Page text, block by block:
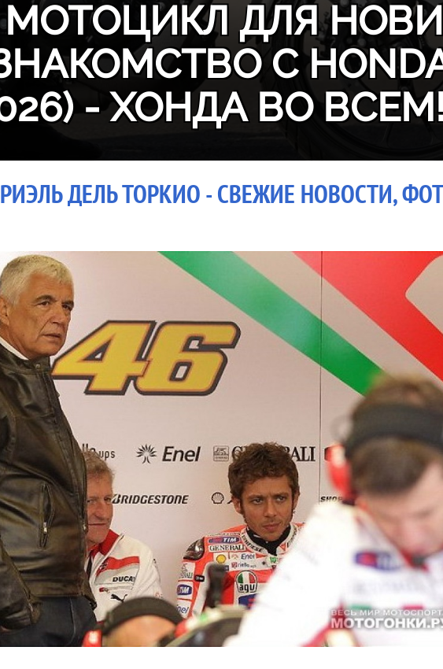
ДЛЯ
С
- ХОНДА ВО ВСЕМ!
ДЕЛЬ ТОРКИО - СВЕЖИЕ НОВОСТИ,